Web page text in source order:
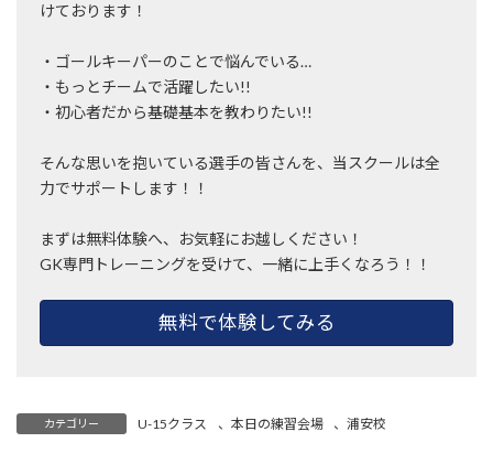
けております！
・ゴールキーパーのことで悩んでいる…
・もっとチームで活躍したい!!
・初心者だから基礎基本を教わりたい!!
そんな思いを抱いている選手の皆さんを、当スクールは全
力でサポートします！！
まずは無料体験へ、お気軽にお越しください！
GK専門トレーニングを受けて、一緒に上手くなろう！！
無料で体験してみる
カテゴリー U-15クラス 、 本日の練習会場 、浦安校